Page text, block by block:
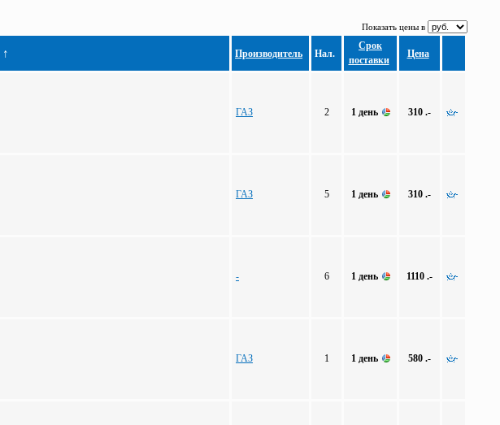
Показать цены в
↑ Производитель Нал.
Срок
поставки
Цена
ГАЗ 2 1 день 310 .-
ГАЗ 5 1 день 310 .-
- 6 1 день 1110 .-
ГАЗ 1 1 день 580 .-